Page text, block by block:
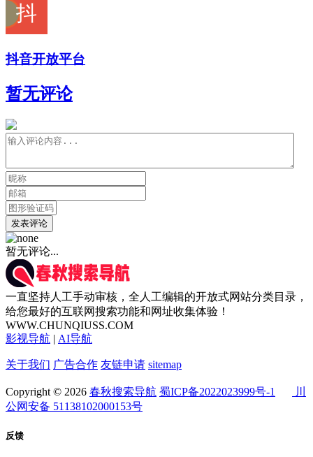
抖音开放平台
暂无评论
发表评论
暂无评论...
一直坚持人工手动审核，全人工编辑的开放式网站分类目录，
给您最好的互联网搜索功能和网址收集体验！
WWW.CHUNQIUSS.COM
影视导航 | AI导航
关于我们 广告合作 友链申请 sitemap
Copyright © 2026 春秋搜索导航 蜀ICP备2022023999号-1
川
公网安备 51138102000153号
反馈